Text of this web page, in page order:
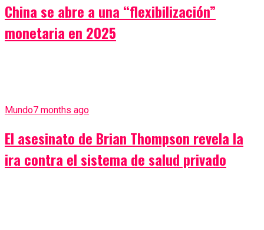
China se abre a una “flexibilización”
monetaria en 2025
Mundo7 months ago
El asesinato de Brian Thompson revela la
ira contra el sistema de salud privado